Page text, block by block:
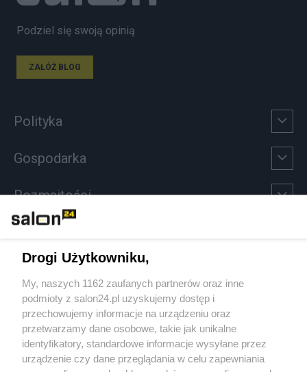
Podziel się swoją opinią
ZAŁÓŻ BLOG
Polityka
Gospodarka
Rozmaitości
Sport
Społeczeństwo
Kultura
Drogi Użytkowniku,
My, naszych 1162 zaufanych partnerów oraz inne
podmioty z salon24.pl uzyskujemy dostęp i
przechowujemy informacje na urządzeniu oraz
przetwarzamy dane osobowe, takie jak unikalne
identyfikatory, standardowe informacje wysyłane przez
urządzenie czy dane przeglądania w celu zapewniania